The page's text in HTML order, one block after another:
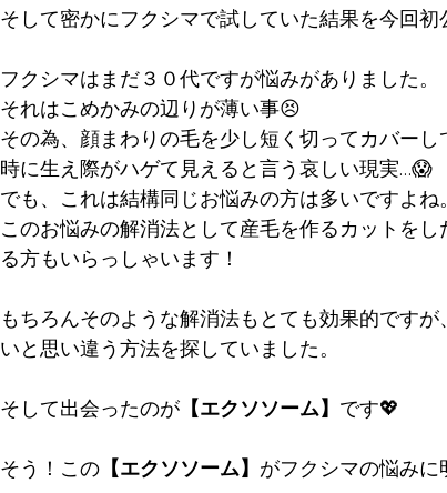
そして密かにフクシマで試していた結果を今回
フクシマはまだ３０代ですが悩みがありました。
それはこめかみの辺りが薄い事😣
その為、顔まわりの毛を少し短く切ってカバー
時に生え際がハゲて見えると言う哀しい現実…😱
でも、これは結構同じお悩みの方は多いですよね。
このお悩みの解消法として産毛を作るカットを
る方もいらっしゃいます！
もちろんそのような解消法もとても効果的です
いと思い違う方法を探していました。
そして出会ったのが 【エクソソーム】 です💖
そう！この 【エクソソーム】 がフクシマの悩みに